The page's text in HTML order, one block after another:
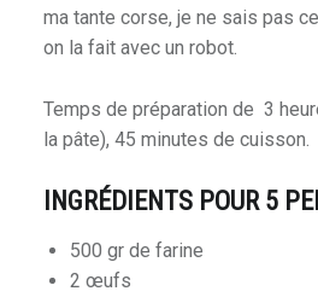
ma tante corse, je ne sais pas
on la fait avec un robot.
Temps de préparation de 3
la pâte), 45 minutes de cuisson.
INGRÉDIENTS POUR 5
500 gr de farine
2 œufs